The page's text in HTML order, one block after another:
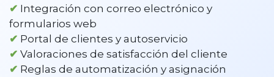
✔ Integración con correo electrónico y
formularios web
✔ Portal de clientes y autoservicio
✔ Valoraciones de satisfacción del cliente
✔ Reglas de automatización y asignación